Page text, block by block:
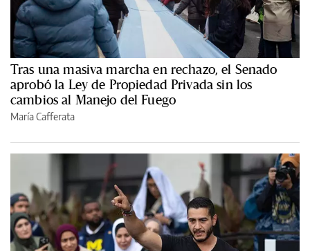
Tras una masiva marcha en rechazo, el Senado
aprobó la Ley de Propiedad Privada sin los
cambios al Manejo del Fuego
María Cafferata